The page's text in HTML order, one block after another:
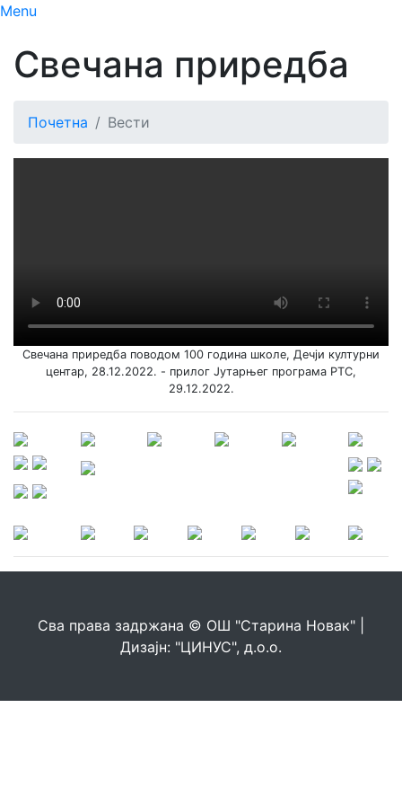
Menu
Свечана приредба
Почетна Вести
Свечана приредба поводом 100 година школе, Дечји културни
центар, 28.12.2022. - прилог Јутарњег програма РТС,
29.12.2022.
Сва права задржана © ОШ "Старина Новак" |
Дизајн: "ЦИНУС", д.о.о.